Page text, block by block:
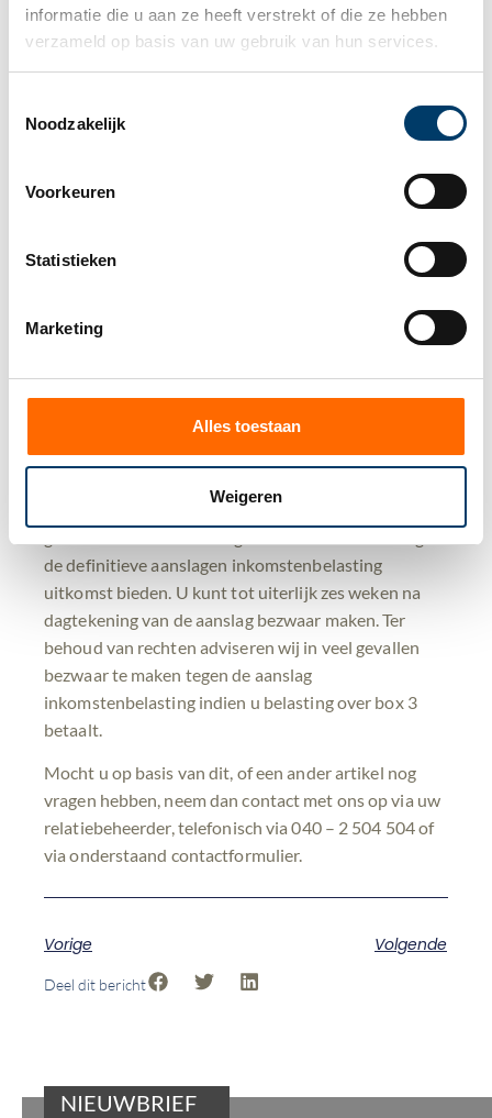
informatie die u aan ze heeft verstrekt of die ze hebben
verzameld op basis van uw gebruik van hun services.
Noodzakelijk
Voorkeuren
Statistieken
Marketing
Alles toestaan
Weigeren
Heeft u dus onroerend goed, of aandelen in een
verkoop van deze vermogensbestanddelen vanaf
de WOZ-waarde. Dit is (nog) niet opgenomen in het
Tot slot
Tot 2027 wordt het rendement op vermogen
forfaitair vastgesteld en belast. Hierdoor kan de
rendement belasting betaalt dan dat u daadwerkelijk
de definitieve aanslagen inkomstenbelasting
uitkomst bieden. U kunt tot uiterlijk zes weken na
dagtekening van de aanslag bezwaar maken. Ter
behoud van rechten adviseren wij in veel gevallen
bezwaar te maken tegen de aanslag
inkomstenbelasting indien u belasting over box 3
betaalt.
Mocht u op basis van dit, of een ander artikel nog
vragen hebben, neem dan contact met ons op via uw
relatiebeheerder, telefonisch via 040 – 2 504 504 of
via onderstaand contactformulier.
Vorige Volgende
Deel dit bericht
NIEUWBRIEF